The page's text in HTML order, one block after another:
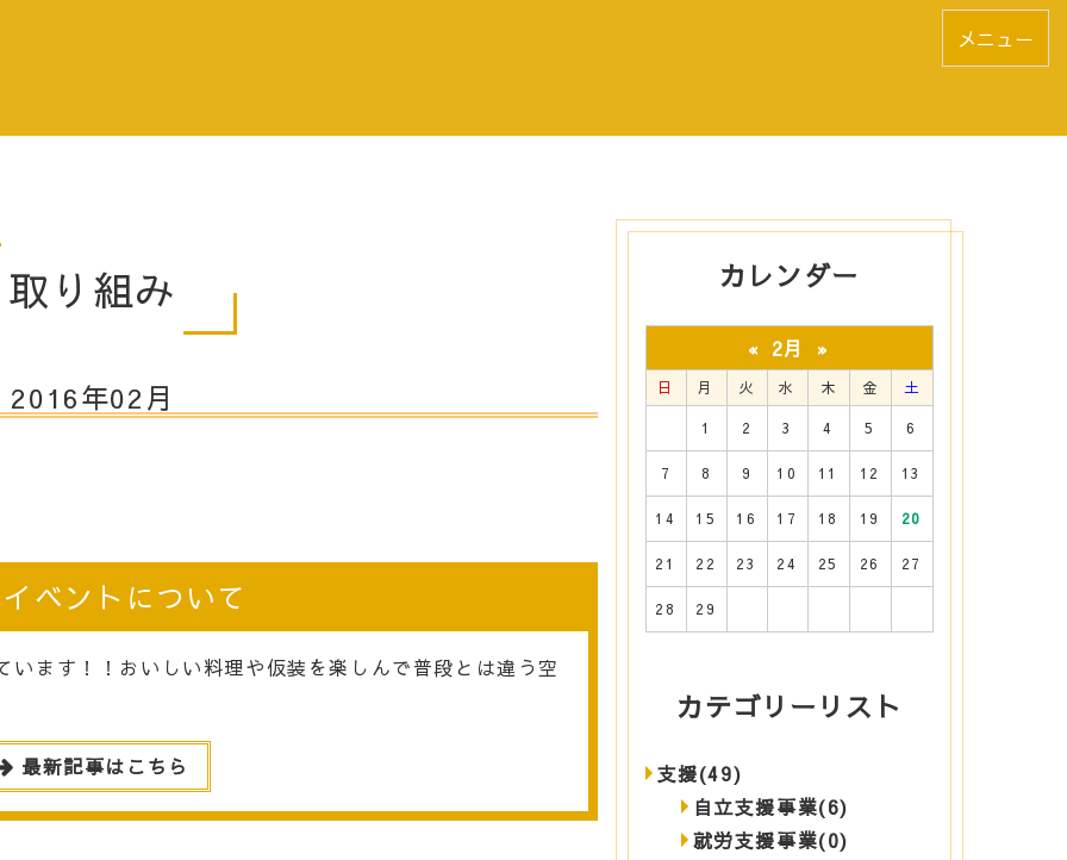
メニュー
取り組み
2016年02月
ベントについて
ます！！おいしい料理や仮装を楽しんで普段とは違う空
最新記事はこちら
カレンダー
« 2月 »
日 月 火 水 木 金 土
1 2 3 4 5 6
7 8 9 10 11 12 13
14 15 16 17 18 19 20
21 22 23 24 25 26 27
28 29
カテゴリーリスト
支援(49)
自立支援事業(6)
就労支援事業(0)